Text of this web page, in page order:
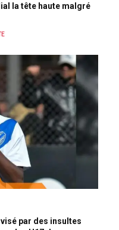
la tête haute malgré
par des insultes